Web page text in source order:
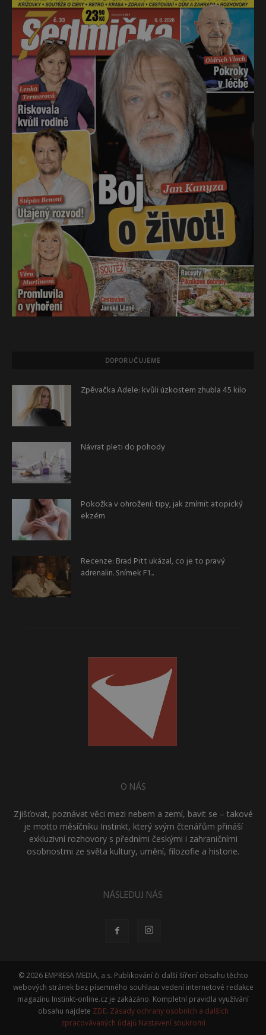
DOPORUČUJEME
Zpěvačka Adele: kvůli úzkostem zhubla 45 kilo
Návrat pleti do pohody
Pokožka v ohrožení: tipy, jak zmírnit atopický
ekzém
Recenze: Brad Pitt ukázal, co je to pravý
adrenalin. Snímek F1...
O NÁS
Zjišťovat, poznávat věci mezi nebem a zemí, bavit se – takové
je motto měsíčníku Instinkt, který svým čtenářům přináší
exkluzivní rozhovory s předními českými i zahraničními
osobnostmi ze světa kultury, umění, filozofie a historie.
NÁSLEDUJ NÁS
© 2026 EMPRESA MEDIA, a.s. Publikování či další šíření obsahu těchto
webových stránek bez písemného souhlasu vedení internetové redakce
magazínu Instinkt-online.cz je zakázáno. Kompletní pravidla využívání
obsahu najdete ZDE. Zásady ochrany osobních a dalších
zpracovávaných údajů Nastavení soukromí